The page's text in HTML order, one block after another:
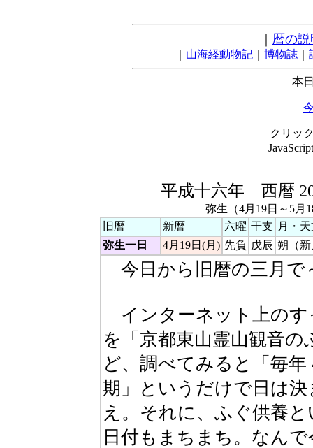
暦の説
山海経動物記 博物誌
本
クリッ
平成十六年 西暦
弥生（4月19日～5
旧暦
新暦 六曜 干支 月・
弥生一日
4月19日(月) 先負 戊辰 朔（
今日から旧暦の三月で
インターネット上のす
を「京都東山霊山観音
ど、調べてみると「毎
期」というだけで日は
え。それに、ふぐ供養
日付もまちまち。なん